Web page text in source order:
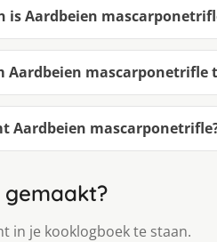
is Aardbeien
Aardbeien mascarponetrifle
Aardbeien
in je kooklogboek te staan.